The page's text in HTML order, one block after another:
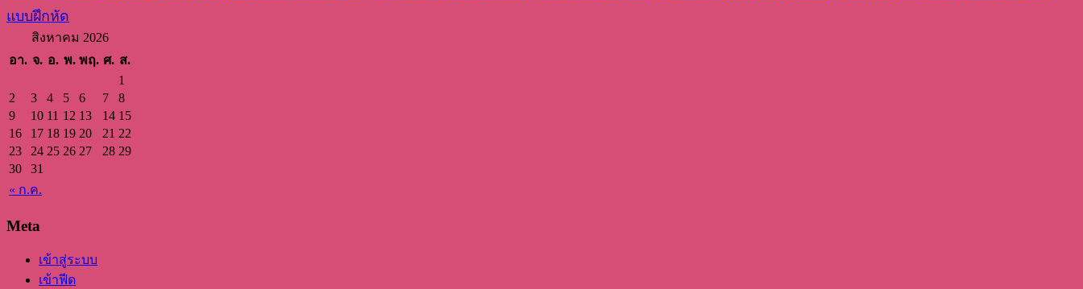
แบบฝึกหัด
สิงหาคม 2026
อา. จ. อ. พ. พฤ. ศ. ส.
« ก.ค.
1
2
3 4 5 6 7
8
9
10 11 12 13 14 15
16
17 18 19 20 21 22
23
24 25 26 27 28 29
30
31
Meta
เข้าสู่ระบบ
เข้าฟีด